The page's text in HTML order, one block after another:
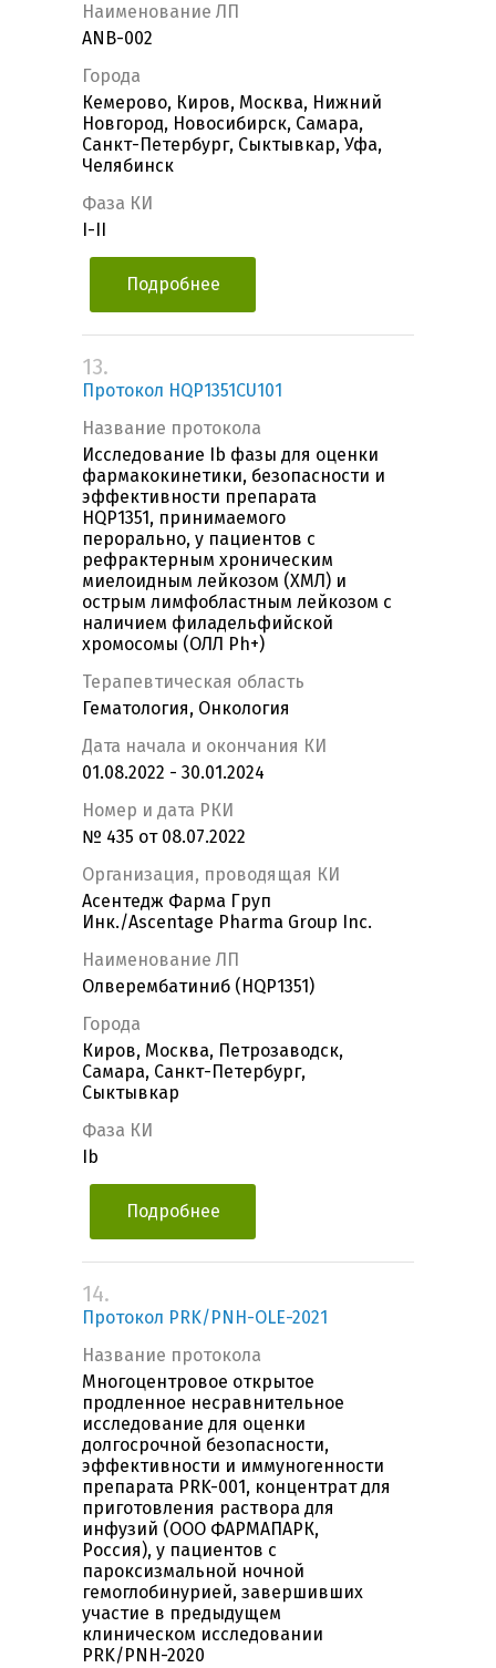
Наименование ЛП
ANB-002
Города
Кемерово, Киров, Москва, Нижний
Новгород, Новосибирск, Самара,
Санкт-Петербург, Сыктывкар, Уфа,
Челябинск
Фаза КИ
I-II
Подробнее
13.
Протокол HQP1351CU101
Название протокола
Исследование Ib фазы для оценки
фармакокинетики, безопасности и
эффективности препарата
HQP1351, принимаемого
перорально, у пациентов с
рефрактерным хроническим
миелоидным лейкозом (ХМЛ) и
острым лимфобластным лейкозом с
наличием филадельфийской
хромосомы (ОЛЛ Ph+)
Терапевтическая область
Гематология, Онкология
Дата начала и окончания КИ
01.08.2022 - 30.01.2024
Номер и дата РКИ
№ 435 от 08.07.2022
Организация, проводящая КИ
Асентедж Фарма Груп
Инк./Ascentage Pharma Group Inc.
Наименование ЛП
Олверембатиниб (HQP1351)
Города
Киров, Москва, Петрозаводск,
Самара, Санкт-Петербург,
Сыктывкар
Фаза КИ
Ib
Подробнее
14.
Протокол PRK/PNH-OLE-2021
Название протокола
Многоцентровое открытое
продленное несравнительное
исследование для оценки
долгосрочной безопасности,
эффективности и иммуногенности
препарата PRK-001, концентрат для
приготовления раствора для
инфузий (ООО ФАРМАПАРК,
Россия), у пациентов с
пароксизмальной ночной
гемоглобинурией, завершивших
участие в предыдущем
клиническом исследовании
PRK/PNH-2020